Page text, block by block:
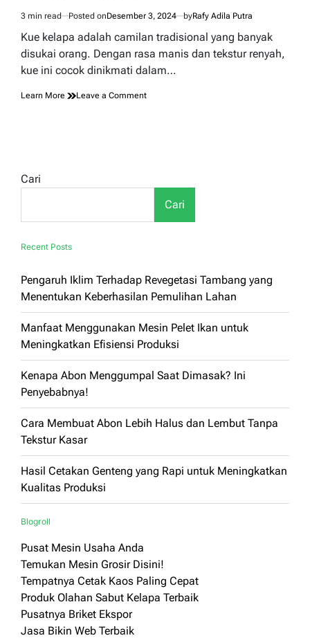
Estimated
read
3 min read Posted onDesember 3, 2024 byRafy Adila Putra
Kue kelapa adalah camilan tradisional yang banyak
disukai orang. Dengan rasa manis dan tekstur renyah,
kue ini cocok dinikmati dalam…
Learn More Leave a Commenton
Cari
Cari
Recent Posts
Pengaruh Iklim Terhadap Revegetasi Tambang yang
Menentukan Keberhasilan Pemulihan Lahan
Manfaat Menggunakan Mesin Pelet Ikan untuk
Meningkatkan Efisiensi Produksi
Kenapa Abon Menggumpal Saat Dimasak? Ini
Penyebabnya!
Cara Membuat Abon Lebih Halus dan Lembut Tanpa
Tekstur Kasar
Hasil Cetakan Genteng yang Rapi untuk Meningkatkan
Kualitas Produksi
Blogroll
Pusat Mesin Usaha Anda
Temukan Mesin Grosir Disini!
Tempatnya Cetak Kaos Paling Cepat
Produk Olahan Sabut Kelapa Terbaik
Pusatnya Briket Ekspor
Jasa Bikin Web Terbaik